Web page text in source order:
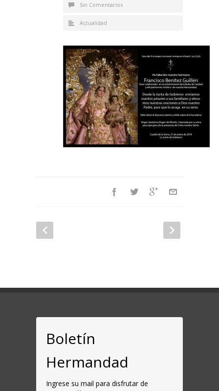
Sin Comentarios
Actualidad
Boletín
Hermandad
Ingrese su mail para disfrutar de